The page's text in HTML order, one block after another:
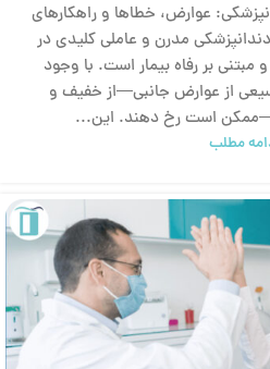
عوارض، خطاها و راهکارهای
مدرن و عاملی کلیدی در
مبتنی بر رفاه بیمار است. با وجود
از عوارض جانبی—از خفیف و
است رخ دهند. این...
مطلب